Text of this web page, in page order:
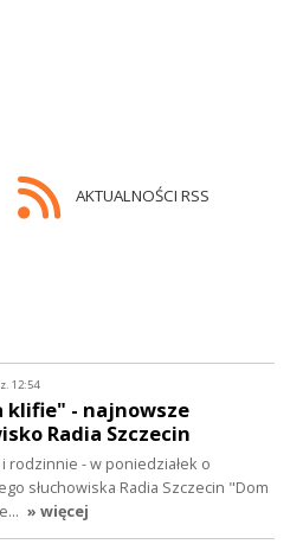
AKTUALNOŚCI RSS
12:54
klifie" - najnowsze
Radia Szczecin
rodzinnie - w poniedziałek o
słuchowiska Radia Szczecin "Dom
» więcej